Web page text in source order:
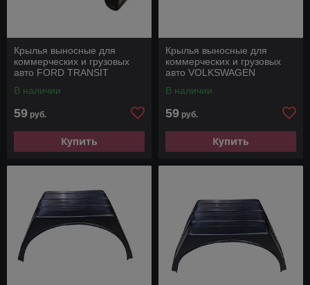
Крылья выносные для
коммерческих и грузовых
авто FORD TRANSIT
В наличии
59 руб.
Купить
Крылья выносные для
коммерческих и грузовых
авто VOLKSWAGEN
В наличии
59 руб.
Купить